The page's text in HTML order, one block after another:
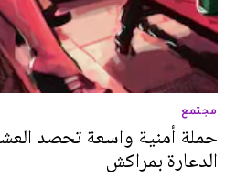
مجتمع
حملة أمنية واسعة تحصد
الدعارة بمراكش